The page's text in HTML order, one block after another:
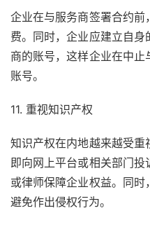
企业在与服务商签署合约
费。同时，企业应建立自
商的账号，这样企业在中
账号。
11. 重视知识产权
知识产权在内地越来越受
即向网上平台或相关部门
或律师保障企业权益。同时
避免作出侵权行为。